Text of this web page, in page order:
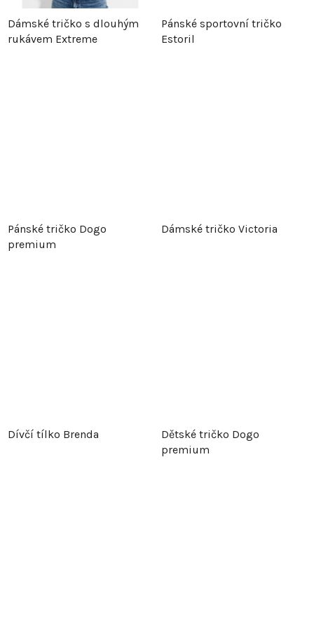
ů
Dámské tričko s dlouhým
rukávem Extreme
Pánské sportovní tričko
Estoril
Pánské tričko Dogo
premium
Dámské tričko Victoria
Dívčí tílko Brenda
Dětské tričko Dogo
premium